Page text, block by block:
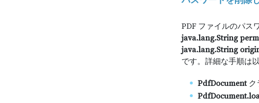
PDF ファイルのパス
java.lang.String
java.lang.String
です。詳細な手順は
PdfDocumentク